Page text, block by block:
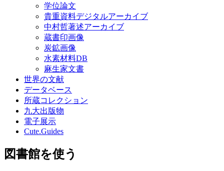
学位論文
貴重資料デジタルアーカイブ
中村哲著述アーカイブ
蔵書印画像
炭鉱画像
水素材料DB
麻生家文書
世界の文献
データベース
所蔵コレクション
九大出版物
電子展示
Cute.Guides
図書館を使う